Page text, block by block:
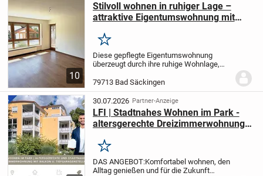
10
Stilvoll wohnen in ruhiger Lage –
attraktive Eigentumswohnung mit
Merken
Diese gepflegte Eigentumswohnung
überzeugt durch ihre ruhige Wohnlage,
eine moderne Ausstattung, die sofort zum
Wohlfühlen einlädt. Der Südbalkon bietet
sonnige...
79713 Bad Säckingen
30.07.2026 Partner-Anzeige
LFI | Stadtnahes Wohnen im Park -
altersgerechte Dreizimmerwohnung
Merken
DAS ANGEBOT:Komfortabel wohnen, den
Alltag genießen und für die Zukunft